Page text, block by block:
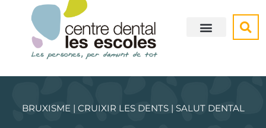
BRUXISME | CRUIXIR LES DENTS | SALUT DENTAL